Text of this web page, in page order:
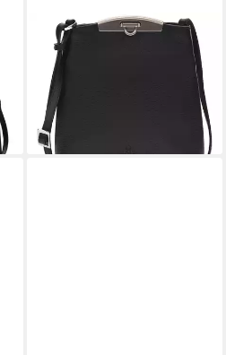
ADAX
Umhängetasche Cormorano
Vilma
174,71 €
-8%
lieferbar - in 3-4 Werktagen bei dir